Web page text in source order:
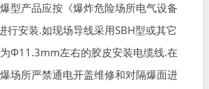
型产品应按《爆炸危险场所电气设备
行安装.如现场导线采用SBH型或其它
Φ11.3mm左右的胶皮安装电缆线.在
场所严禁通电开盖维修和对隔爆面进